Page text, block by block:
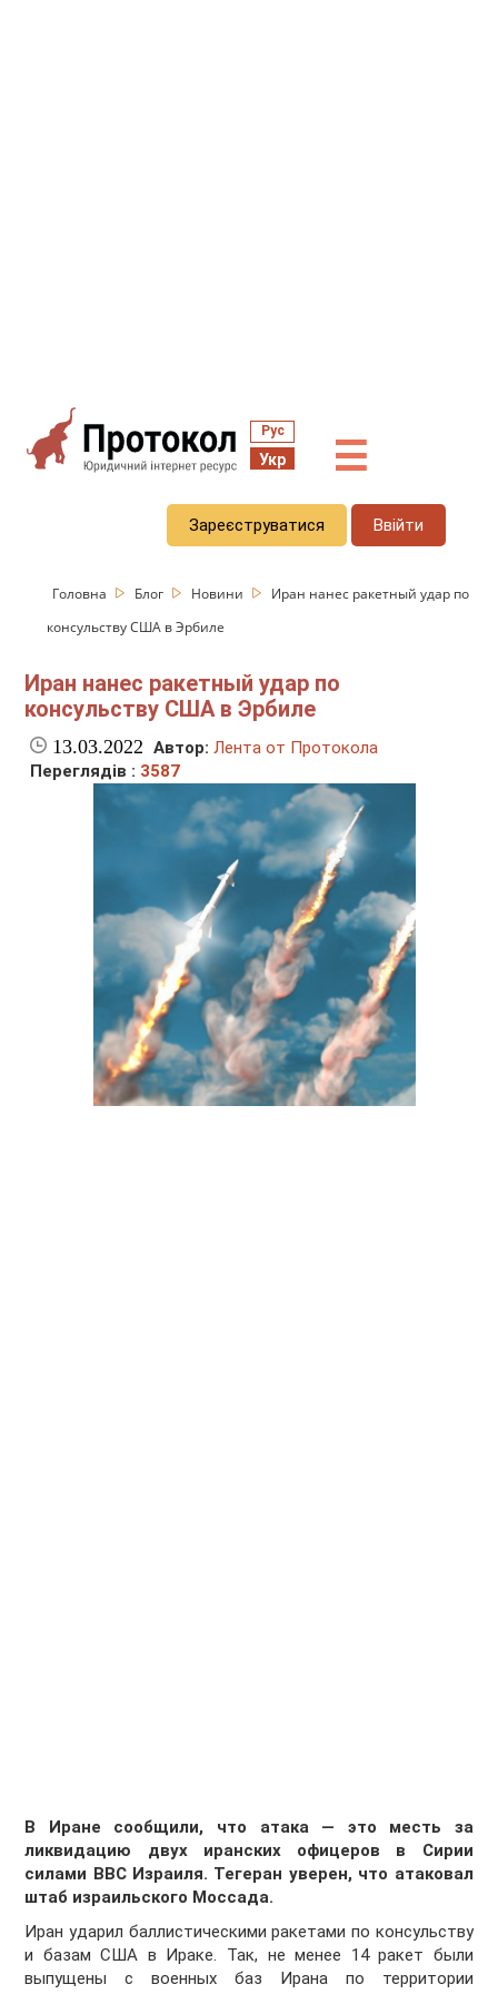
Рус
Укр ☰
Зареєструватися Ввійти
Головна Блог Новини
Иран нанес ракетный удар по
консульству США в Эрбиле
Иран нанес ракетный удар по
консульству США в Эрбиле
13.03.2022 Автор: Лента от Протокола
Переглядів : 3587
В Иране сообщили, что атака — это месть за
ликвидацию двух иранских офицеров в Сирии
силами ВВС Израиля. Тегеран уверен, что атаковал
штаб израильского Моссада.
Иран ударил баллистическими ракетами по консульству
и базам США в Ираке. Так, не менее 14 ракет были
выпущены с военных баз Ирана по территории